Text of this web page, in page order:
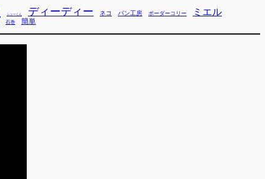
シューくん ディーディー ネコ パン工房 ボーダーコリー ミエル
石巻 簡単